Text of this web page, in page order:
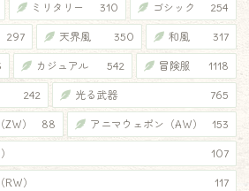
ミリタリー 310 ゴシック 254
297 天界風 350 和風 317
カジュアル 542 冒険服 1118
242 光る武器 765
） 88 アニマウェポン（AW） 153
107
） 117